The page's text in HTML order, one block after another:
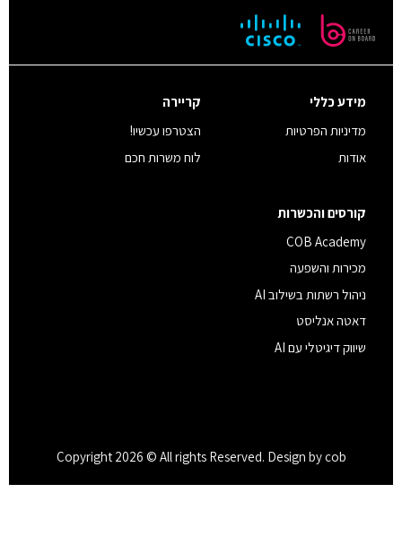
מידע כללי
מדיניות הפרטיות
אודות
קריירה
הצטרפו עכשיו!
לוח משרות חכם
קורסים והכשרות
COB Academy
מכירות והשפעה
ניהול רשתות בשילוב AI
דאטה אנליסט
שיווק דיגיטלי עם AI
Copyright 2026 © All rights Reserved. Design by cob